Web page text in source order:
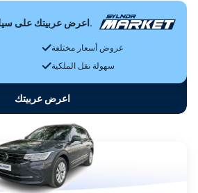
اعرض عربيتك على سيلندر و اختار احسن سعر.
عروض أسعار مختلفة
سهولة نقل الملكية
اعرض عربيتك